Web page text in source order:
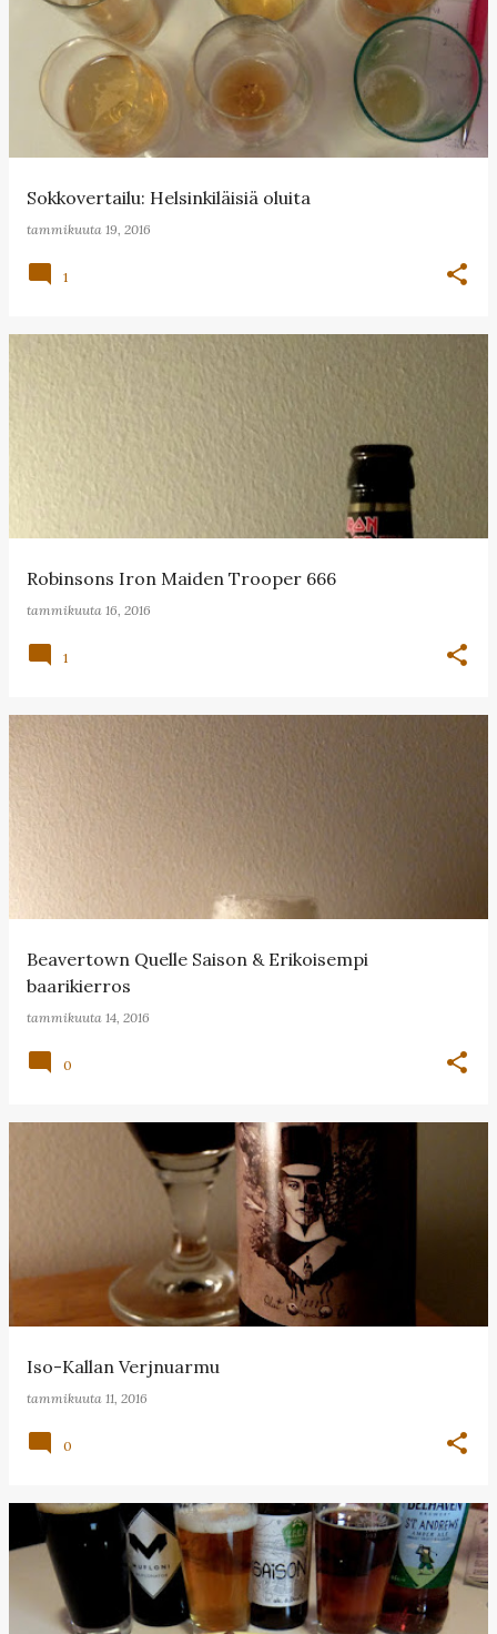
Sokkovertailu: Helsinkiläisiä oluita
tammikuuta 19, 2016
1
Robinsons Iron Maiden Trooper 666
tammikuuta 16, 2016
1
Beavertown Quelle Saison & Erikoisempi
baarikierros
tammikuuta 14, 2016
0
Iso-Kallan Verjnuarmu
tammikuuta 11, 2016
0